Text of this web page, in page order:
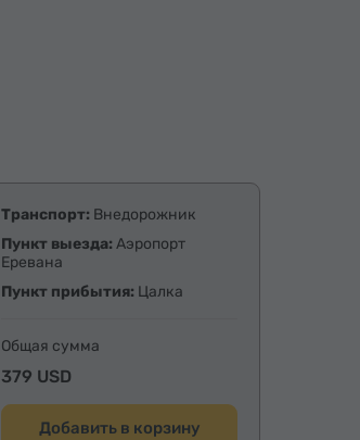
Транспорт: Внедорожник
Пункт выезда: Аэропорт
Еревана
Пункт прибытия: Цалка
Общая сумма
379 USD
Добавить в корзину